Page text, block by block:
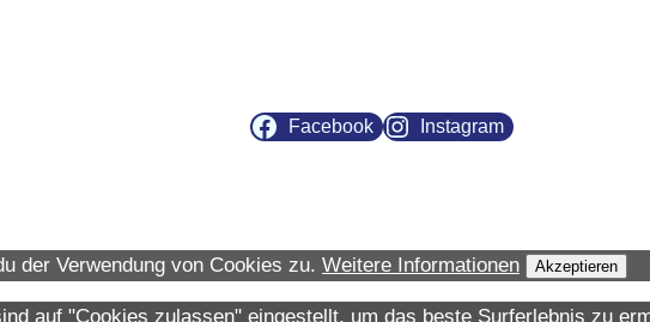
Facebook Instagram
der Verwendung von Cookies zu. Weitere Informationen Akzeptieren
auf "Cookies zulassen" eingestellt, um das beste Surferlebnis zu